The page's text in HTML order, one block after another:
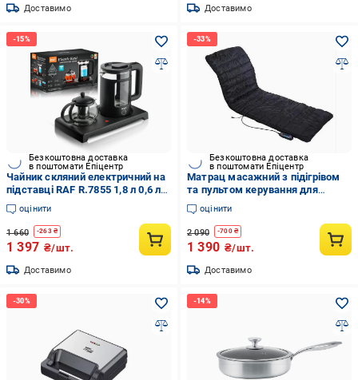
Доставимо Доставимо
Безкоштовна доставка
в поштомати Епіцентр
Чайник скляний електричний на
підставці RAF R.7855 1,8 л 0,6 л
1500Вт
оцінити
1 660 -263₴
1 397 ₴/шт.
Доставимо
Безкоштовна доставка
в поштомати Епіцентр
Матрац масажний з підігрівом
та пультом керування для
всього тіла 150 см
оцінити
2 090 -700₴
1 390 ₴/шт.
Доставимо